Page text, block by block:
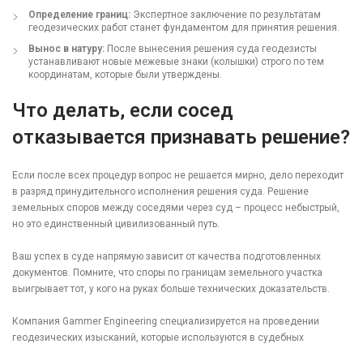
Определение границ: Экспертное заключение по результатам
геодезических работ станет фундаментом для принятия решения.
Вынос в натуру: После вынесения решения суда геодезисты
устанавливают новые межевые знаки (колышки) строго по тем
координатам, которые были утверждены.
Что делать, если сосед
отказывается признавать решение?
Если после всех процедур вопрос не решается мирно, дело переходит
в разряд принудительного исполнения решения суда. Решение
земельных споров между соседями через суд – процесс небыстрый,
но это единственный цивилизованный путь.
Ваш успех в суде напрямую зависит от качества подготовленных
документов. Помните, что споры по границам земельного участка
выигрывает тот, у кого на руках больше технических доказательств.
Компания Gammer Engineering специализируется на проведении
геодезических изысканий, которые используются в судебных